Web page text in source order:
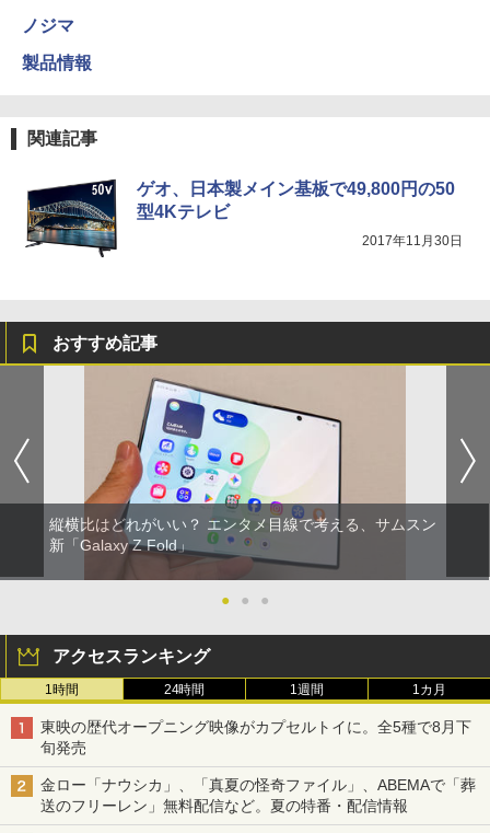
ノジマ
製品情報
関連記事
ゲオ、日本製メイン基板で49,800円の50
型4Kテレビ
2017年11月30日
おすすめ記事
縦横比はどれがいい？ エンタメ目線で考える、サムスン
新「Galaxy Z Fold」
● ● ●
アクセスランキング
1時間 24時間 1週間 1カ月
東映の歴代オープニング映像がカプセルトイに。全5種で8月下
旬発売
金ロー「ナウシカ」、「真夏の怪奇ファイル」、ABEMAで「葬
送のフリーレン」無料配信など。夏の特番・配信情報